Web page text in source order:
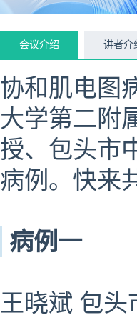
会议介绍 讲者介
协和肌电图
大学第二附
授、包头市
病例。快来
病例一
王晓斌 包头